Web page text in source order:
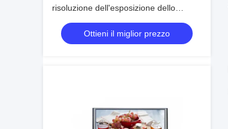
risoluzione dell'esposizione dello
schermo attivabile al tatto
dell'affissione a cristalli liquidi di 240 x
di 320 TFT
Ottieni il miglior prezzo